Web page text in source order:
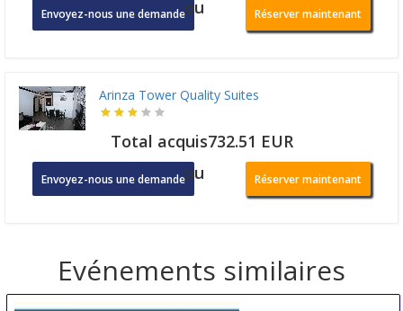
Envoyez-nous une demandeou Réserver maintenant
Arinza Tower Quality Suites
Total acquis732.51 EUR
Envoyez-nous une demandeou Réserver maintenant
Evénements similaires